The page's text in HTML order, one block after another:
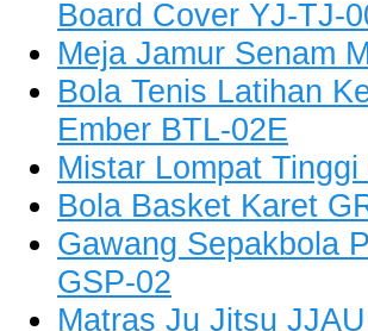
Board Cover YJ-TJ-
Meja Jamur Senam
Bola Tenis Latihan
Ember BTL-02E
Mistar Lompat Tinggi
Bola Basket Karet
Gawang Sepakbola
GSP-02
Matras Ju Jitsu